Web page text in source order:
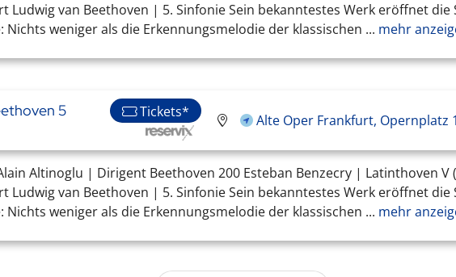
Ludwig van Beethoven | 5. Sinfonie Sein bekanntestes Werk eröffnet die
Nichts weniger als die Erkennungsmelodie der klassischen ... mehr
5 Tickets*
Alte Oper Frankfurt, Opernplatz
Altinoglu | Dirigent Beethoven 200 Esteban Benzecry | Latinthoven
Ludwig van Beethoven | 5. Sinfonie Sein bekanntestes Werk eröffnet die
Nichts weniger als die Erkennungsmelodie der klassischen ... mehr